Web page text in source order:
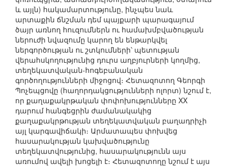
և այլն) հակամարտությունը, ինչպես նաև
արտաքին ճնշման դեմ պայքարի պարագայում
ծայր առնող հուզումներն ու համախմբվածության
ներուժի նվազումը կարող են ենթարկվել
ներգործության ու շտկումների՝ պետության
վերահսկողությունից դուրս աղբյուրների կողմից,
տեղեկատվական-հոգեբանական
գործողությունների միջոցով։ Հետազոտող Գեորգի
Պոչեպցովը (հաղորդակցությունների ոլորտ) նշում է,
որ քաղաքակրթական փոփոխությունները XX
դարում հանգեցրին ժամանակակից
քաղաքակրթության տեղեկատվական բաղադրիչի
այլ կարգավիճակի։ Արմատապես փոխվեց
հասարակության կախվածությունը
տեղեկատվությունից, հասարակությունն այս
առումով ավելի խոցելի է։ Հետազոտողը նշում է այս